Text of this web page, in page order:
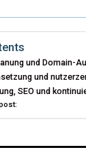
T
R
E
S
und Domain-
und
SEO und